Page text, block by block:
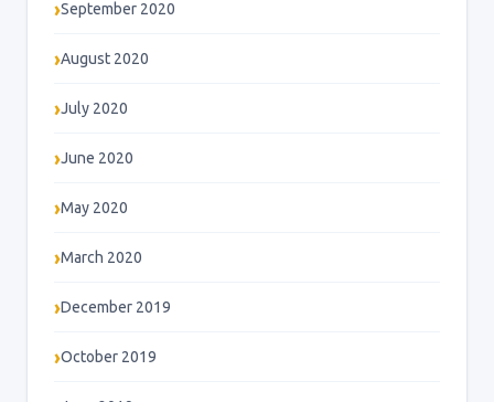
September 2020
August 2020
July 2020
June 2020
May 2020
March 2020
December 2019
October 2019